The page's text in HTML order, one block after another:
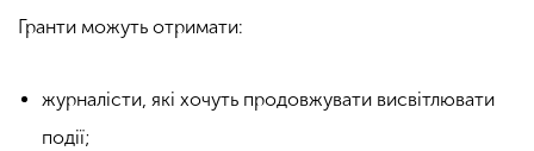
Гранти можуть отримати:
журналісти, які хочуть продовжувати висвітлювати
події;